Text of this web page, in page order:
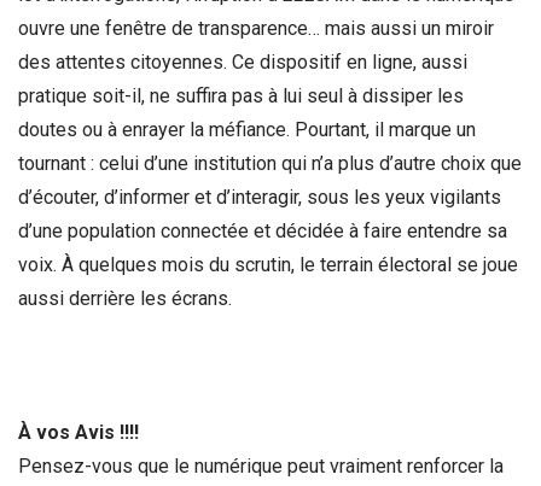
ouvre une fenêtre de transparence… mais aussi un miroir
des attentes citoyennes. Ce dispositif en ligne, aussi
pratique soit-il, ne suffira pas à lui seul à dissiper les
doutes ou à enrayer la méfiance. Pourtant, il marque un
tournant : celui d’une institution qui n’a plus d’autre choix que
d’écouter, d’informer et d’interagir, sous les yeux vigilants
d’une population connectée et décidée à faire entendre sa
voix. À quelques mois du scrutin, le terrain électoral se joue
aussi derrière les écrans.
À vos Avis !!!!
Pensez-vous que le numérique peut vraiment renforcer la